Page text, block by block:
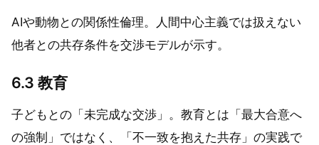
AIや動物との関係性倫理。人間中心主義では扱えない
他者との共存条件を交渉モデルが示す。
6.3 教育
子どもとの「未完成な交渉」。教育とは「最大合意へ
の強制」ではなく、「不一致を抱えた共存」の実践で